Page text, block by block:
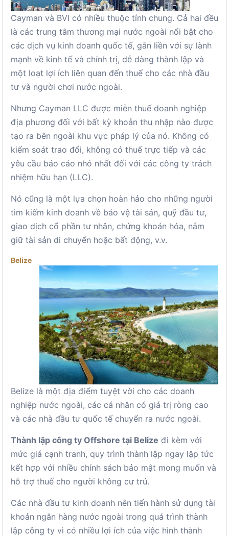
Cayman và BVI có nhiều thuộc tính chung. Cả hai đều
là các trung tâm thương mại nước ngoài nổi bật cho
các dịch vụ kinh doanh quốc tế, gắn liền với sự lành
mạnh về kinh tế và chính trị, dễ dàng thành lập và
một loạt lợi ích liên quan đến thuế cho các nhà đầu
tư và người chơi nước ngoài.
Nhưng Cayman LLC được miễn thuế doanh nghiệp
địa phương đối với bất kỳ khoản thu nhập nào được
tạo ra bên ngoài khu vực pháp lý của nó. Không có
kiểm soát trao đổi, không có thuế trực tiếp và các
yêu cầu báo cáo nhỏ nhất đối với các công ty trách
nhiệm hữu hạn (LLC).
Nó cũng là một lựa chọn hoàn hảo cho những người
tìm kiếm kinh doanh về bảo vệ tài sản, quỹ đầu tư,
giao dịch cổ phần tư nhân, chứng khoán hóa, nắm
giữ tài sản di chuyển hoặc bất động, v.v.
Belize
Belize là một địa điểm tuyệt vời cho các doanh
nghiệp nước ngoài, các cá nhân có giá trị ròng cao
và các nhà đầu tư quốc tế chuyển ra nước ngoài.
Thành lập công ty Offshore tại Belize đi kèm với
mức giá cạnh tranh, quy trình thành lập ngay lập tức
kết hợp với nhiều chính sách bảo mật mong muốn và
hỗ trợ thuế cho người không cư trú.
Các nhà đầu tư kinh doanh nên tiến hành sử dụng tài
khoản ngân hàng nước ngoài trong quá trình thành
lập công ty vì có nhiều lợi ích của việc hình thành